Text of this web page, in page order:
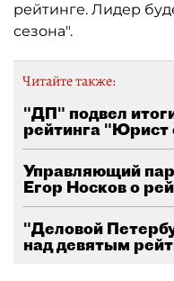
рейтинге. Лидер
сезона".
Читайте также:
"ДП" подвел
рейтинга "Юрист
Управляющий
Егор Носков о
"Деловой
над девятым